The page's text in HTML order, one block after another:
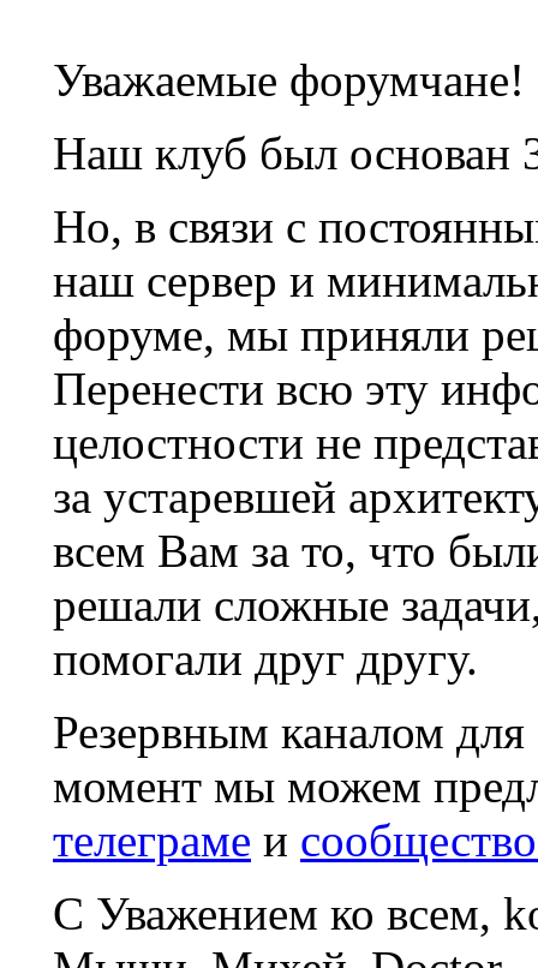
Уважаемые форумчане!
Наш клуб был основан
Но, в связи с
наш сервер и
форуме, мы приняли
Перенести всю эту
целостности не
за устаревшей
всем Вам за то, что
решали сложные
помогали друг другу.
Резервным каналом
момент мы можем
телеграме и
С Уважением ко всем,